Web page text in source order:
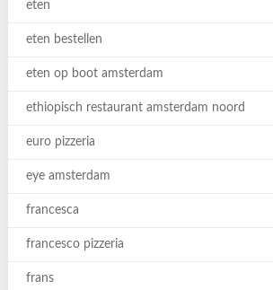
eten
eten bestellen
eten op boot amsterdam
ethiopisch restaurant amsterdam noord
euro pizzeria
eye amsterdam
francesca
francesco pizzeria
frans